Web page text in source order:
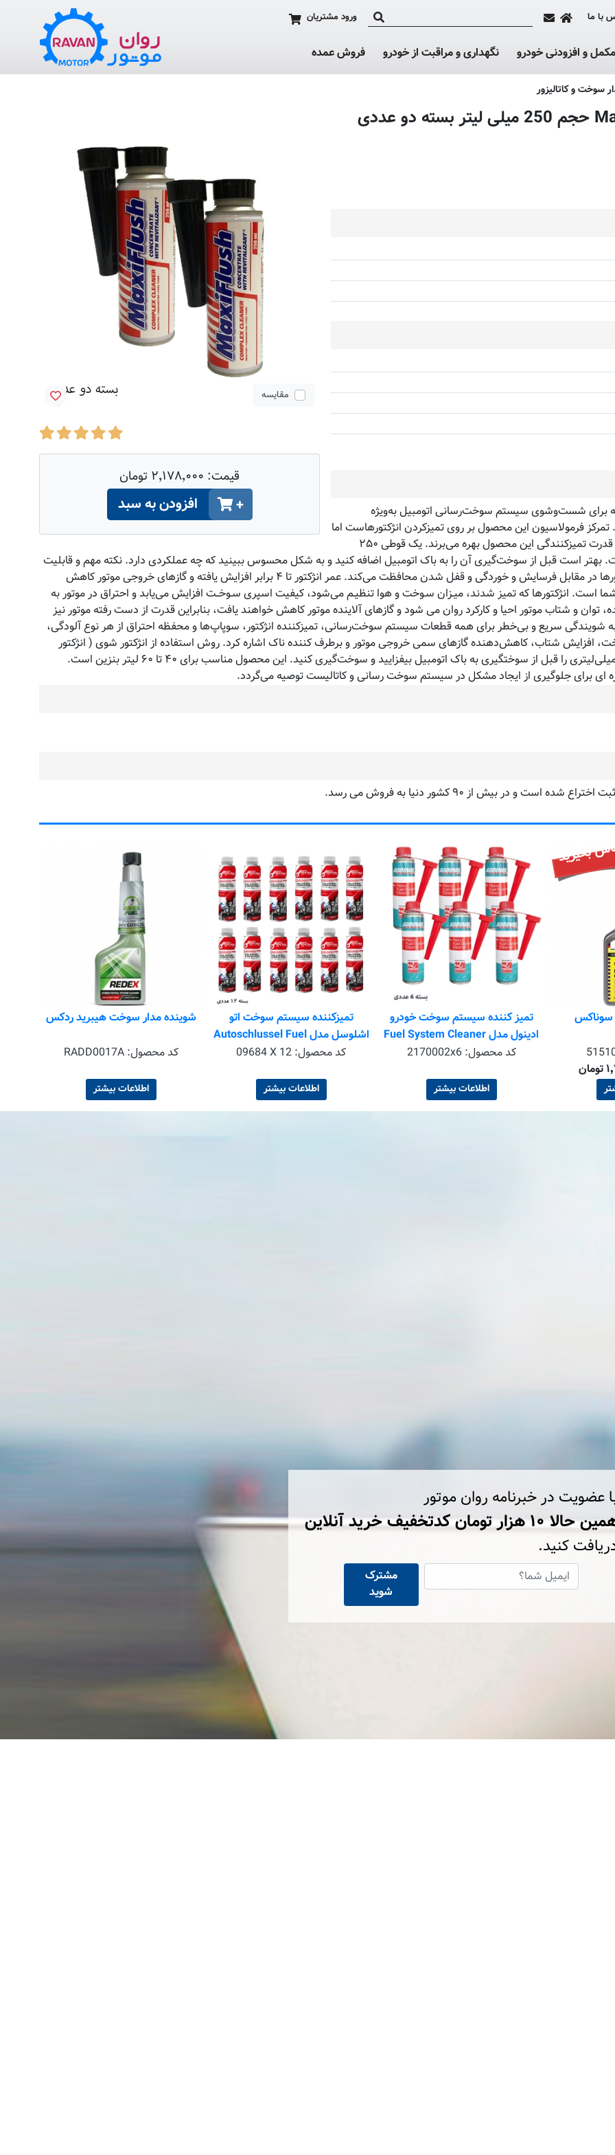
با ما ورود مشتریان
مکمل و افزودنی خودرو نگهداری و مراقبت از خودرو فروش عمده
و کاتالیزور
مقایسه
قیمت: ۲٬۱۷۸٬۰۰۰ تومان
+ افزودن به سبد
برای شست‌وشوی سیستم سوخت‌رسانی اتومبیل به‌ویژه
فرمولاسیون این محصول بر روی تمیزکردن انژکتورهاست اما
سایر قسمت‌ها نیز مانند منیفولد، ولوها و محفظه احتراق و… از قدرت تمیزکنندگی این محصول بهره می‌برند. یک قوطی ۲۵۰
۴۰ تا ۶۰ لیتر بنزین مناسب است. بهتر است قبل از سوخت‌گیری آن را به باک اتومبیل اضافه کنید و به شکل محسوس ببینید که چه عملکردی دارد. نکته مهم و قابلیت
ویژه این است که ماکسی فلش مواد نانو در خود دارد که از انژکتورها در مقابل فرسایش و خوردگی و قفل شدن محافظت می‌کند. عمر انژکتور تا ۴ برابر افزایش یافته و گازهای خروجی موتور کاهش
است. انژکتورها که تمیز شدند، میـزان سـوخت و هوا تنظیـم می‌شود، کیفیت اسپری سـوخــت افزایش می‌یابد و احتراق در موتور به
و شتاب موتور احیا و کارکرد روان می شود و گازهای آلاینده موتور کاهش خواهند یافت، بنابراین قدرت از دست رفته موتور نیز
شویندگی سریع و بی‌خطر برای همه قطعات سیستم سوخت‌رسانی، تمیزکننده انژکتور، سوپاپ‌ها و محفظه احتراق از هر نوع آلودگی،
افزایش شتاب، کاهش‌دهنده گازهای سمی خروجی موتور و برطرف کننده ناک اشاره کرد. روش استفاده از انژکتور شوی ( انژکتور
شور ) مکسی فلاش به این صورت است که محتوای قوطی ۲۵۰ میلی‌لیتری را قبل از سوختگیری به باک اتومبیل بیفزایید و سوخت‌گیری کنید. این محصول مناسب برای ۴۰ تا ۶۰ لیتر بنزین است.
بگیرید
سوناکس
تمیز کننده سیستم سوخت خودرو
ادینول مدل Fuel System Cleaner
بسته 6 عددی
کد محصول:2170002x6
اطلاعات بیشتر
تمیزکننده سیستم سوخت اتو
اشلوسل مدل Autoschlussel Fuel
کد محصول: 09684 X 12
اطلاعات بیشتر
شوینده مدار سوخت هیبرید ردکس
کد محصول:RADD0017A
اطلاعات بیشتر
عضویت در خبرنامه روان موتور
حالا ۱۰ هزار تومان کد‌تخفیف خرید آنلاین
کنید.
مشترک
شوید